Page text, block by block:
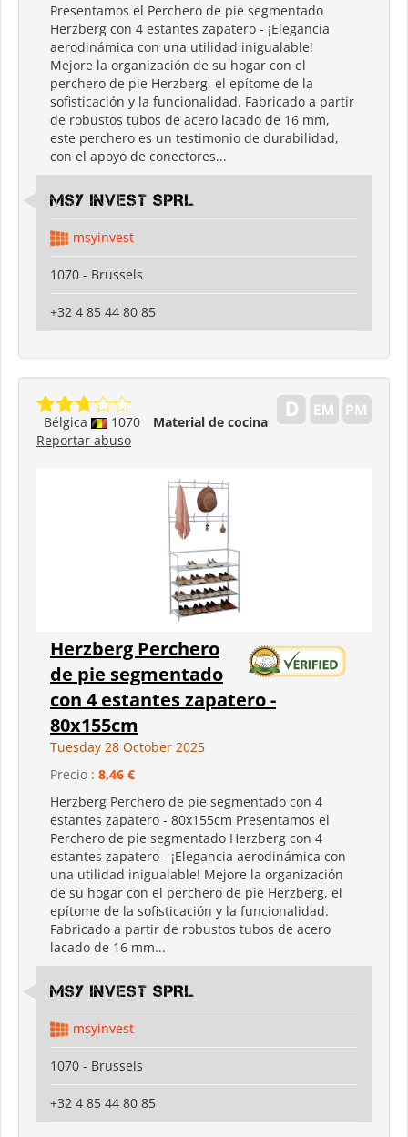
Presentamos el Perchero de pie segmentado
Herzberg con 4 estantes zapatero - ¡Elegancia
aerodinámica con una utilidad inigualable!
Mejore la organización de su hogar con el
perchero de pie Herzberg, el epítome de la
sofisticación y la funcionalidad. Fabricado a partir
de robustos tubos de acero lacado de 16 mm,
este perchero es un testimonio de durabilidad,
con el apoyo de conectores...
MSY INVEST SPRL
msyinvest
1070 - Brussels
+32 4 85 44 80 85
Bélgica 1070
Material de cocina
Reportar abuso
Herzberg Perchero
de pie segmentado
con 4 estantes zapatero -
80x155cm
Tuesday 28 October 2025
Precio : 8,46 €
Herzberg Perchero de pie segmentado con 4
estantes zapatero - 80x155cm Presentamos el
Perchero de pie segmentado Herzberg con 4
estantes zapatero - ¡Elegancia aerodinámica con
una utilidad inigualable! Mejore la organización
de su hogar con el perchero de pie Herzberg, el
epítome de la sofisticación y la funcionalidad.
Fabricado a partir de robustos tubos de acero
lacado de 16 mm...
MSY INVEST SPRL
msyinvest
1070 - Brussels
+32 4 85 44 80 85